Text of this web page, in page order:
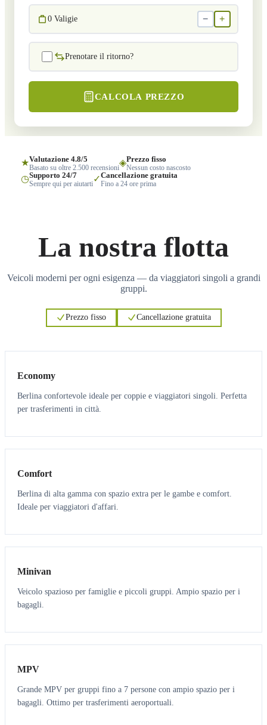
0 Valigie − +
Prenotare il ritorno?
CALCOLA PREZZO
★Valutazione 4.8/5
Basato su oltre 2.500 recensioni◈Prezzo fisso
Nessun costo nascosto
◷Supporto 24/7
Sempre qui per aiutarti✓Cancellazione gratuita
Fino a 24 ore prima
La nostra flotta
Veicoli moderni per ogni esigenza — da viaggiatori singoli a grandi
gruppi.
Prezzo fisso Cancellazione gratuita
Economy
Berlina confortevole ideale per coppie e viaggiatori singoli. Perfetta
per trasferimenti in città.
3 3
Comfort
Berlina di alta gamma con spazio extra per le gambe e comfort.
Ideale per viaggiatori d'affari.
6 5
Minivan
Veicolo spazioso per famiglie e piccoli gruppi. Ampio spazio per i
bagagli.
7 7
MPV
Grande MPV per gruppi fino a 7 persone con ampio spazio per i
bagagli. Ottimo per trasferimenti aeroportuali.